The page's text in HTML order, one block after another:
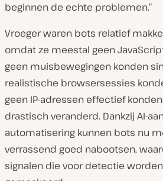
beginnen de echte problemen.”
Vroeger waren bots relatief
omdat ze meestal geen
geen muisbewegingen konden
realistische browsersessies
geen IP-adressen effectief
drastisch veranderd. Dankzij AI-
automatisering kunnen bots nu
verrassend goed nabootsen,
signalen die voor detectie